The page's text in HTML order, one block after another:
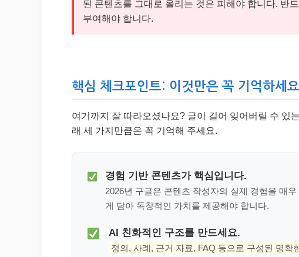
된 콘텐츠를 그대로 올리는 것은 피해야 합니다. 반
부여해야 합니다.
핵심 체크포인트: 이것만은 꼭 기억하세
여기까지 잘 따라오셨나요? 글이 길어 잊어버릴 수 있
래 세 가지만큼은 꼭 기억해 주세요.
경험 기반 콘텐츠가 핵심입니다.
2026년 구글은 콘텐츠 작성자의 실제 경험을 매
게 담아 독창적인 가치를 제공해야 합니다.
AI 친화적인 구조를 만드세요.
정의, 사례, 근거 자료, FAQ 등으로 구성된 명확